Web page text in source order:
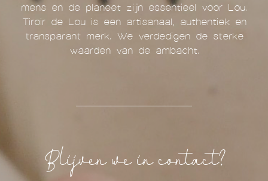
mens en de planeet zijn essentieel voor Lou.
Tiroir de Lou is een artisanaal, authentiek en
transparant merk. We verdedigen de sterke
waarden van de ambacht.
Blijven we in contact?